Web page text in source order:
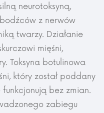
neurotoksyną,
z nerwów
twarzy. Działanie
mięśni,
Toksyna botulinowa
który został poddany
funkcjonują bez zmian.
zabiegu